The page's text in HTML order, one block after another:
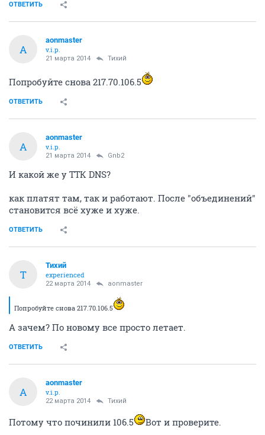
ОТВЕТИТЬ
A
aonmaster
v.i.p.
21 марта 2014 Тихий
Попробуйте снова 217.70.106.5
ОТВЕТИТЬ
A
aonmaster
v.i.p.
21 марта 2014 Gnb2
И какой же у ТТК DNS?
как платят там, так и работают. После "объединений"
становится всё хуже и хуже.
ОТВЕТИТЬ
Т
Тихий
experienced
22 марта 2014 aonmaster
Попробуйте снова 217.70.106.5
А зачем? По новому все просто летает.
ОТВЕТИТЬ
A
aonmaster
v.i.p.
22 марта 2014 Тихий
Потому что починили 106.5 Вот и проверите.